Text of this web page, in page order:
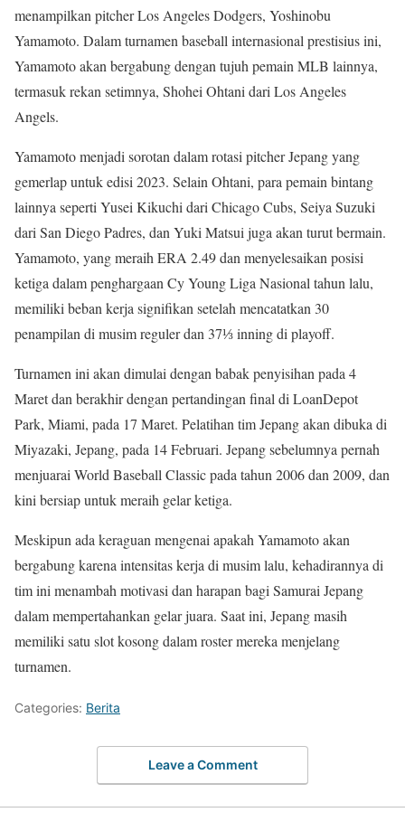
menampilkan pitcher Los Angeles Dodgers, Yoshinobu
Yamamoto. Dalam turnamen baseball internasional prestisius ini,
Yamamoto akan bergabung dengan tujuh pemain MLB lainnya,
termasuk rekan setimnya, Shohei Ohtani dari Los Angeles
Angels.
Yamamoto menjadi sorotan dalam rotasi pitcher Jepang yang
gemerlap untuk edisi 2023. Selain Ohtani, para pemain bintang
lainnya seperti Yusei Kikuchi dari Chicago Cubs, Seiya Suzuki
dari San Diego Padres, dan Yuki Matsui juga akan turut bermain.
Yamamoto, yang meraih ERA 2.49 dan menyelesaikan posisi
ketiga dalam penghargaan Cy Young Liga Nasional tahun lalu,
memiliki beban kerja signifikan setelah mencatatkan 30
penampilan di musim reguler dan 37⅓ inning di playoff.
Turnamen ini akan dimulai dengan babak penyisihan pada 4
Maret dan berakhir dengan pertandingan final di LoanDepot
Park, Miami, pada 17 Maret. Pelatihan tim Jepang akan dibuka di
Miyazaki, Jepang, pada 14 Februari. Jepang sebelumnya pernah
menjuarai World Baseball Classic pada tahun 2006 dan 2009, dan
kini bersiap untuk meraih gelar ketiga.
Meskipun ada keraguan mengenai apakah Yamamoto akan
bergabung karena intensitas kerja di musim lalu, kehadirannya di
tim ini menambah motivasi dan harapan bagi Samurai Jepang
dalam mempertahankan gelar juara. Saat ini, Jepang masih
memiliki satu slot kosong dalam roster mereka menjelang
turnamen.
Categories: Berita
Leave a Comment